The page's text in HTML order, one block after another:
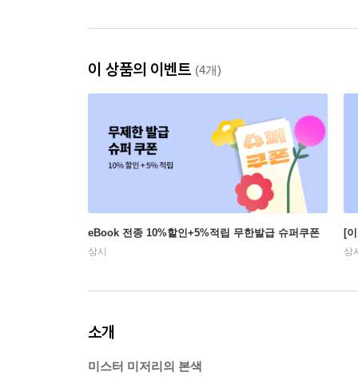
이 상품의 이벤트 (4개)
eBook 전종 10%할인+5%적립 무한발급 슈퍼쿠폰
상시
[
상
소개
미스터 미저리의 본색